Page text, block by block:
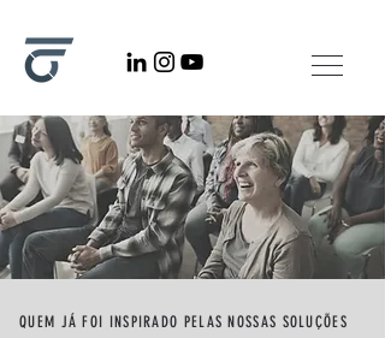
QUEM JÁ FOI INSPIRADO PELAS NOSSAS SOLUÇÕES